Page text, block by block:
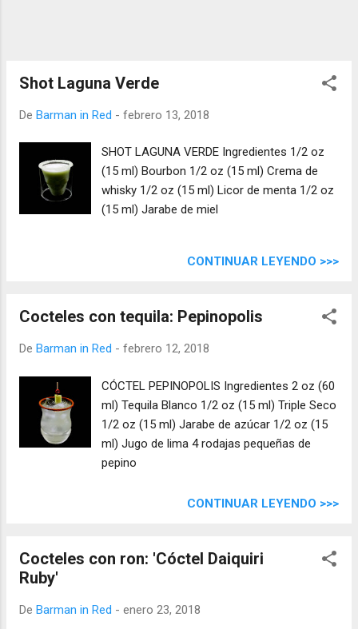
Shot Laguna Verde
De Barman in Red - febrero 13, 2018
SHOT LAGUNA VERDE Ingredientes 1/2 oz
(15 ml) Bourbon 1/2 oz (15 ml) Crema de
whisky 1/2 oz (15 ml) Licor de menta 1/2 oz
(15 ml) Jarabe de miel
CONTINUAR LEYENDO >>>
Cocteles con tequila: Pepinopolis
De Barman in Red - febrero 12, 2018
CÓCTEL PEPINOPOLIS Ingredientes 2 oz (60
ml) Tequila Blanco 1/2 oz (15 ml) Triple Seco
1/2 oz (15 ml) Jarabe de azúcar 1/2 oz (15
ml) Jugo de lima 4 rodajas pequeñas de
pepino
CONTINUAR LEYENDO >>>
Cocteles con ron: 'Cóctel Daiquiri
Ruby'
De Barman in Red - enero 23, 2018